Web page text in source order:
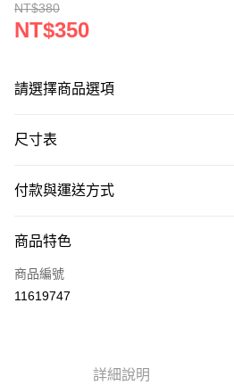
NT$380
NT$350
請選擇商品選項
尺寸表
付款與運送方式
信用卡一次付款
運送方式
商品特色
商品編號
11619747
詳細說明